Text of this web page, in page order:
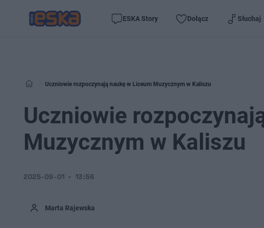
ESKA Story Dołącz Słuchaj
Uczniowie rozpoczynają naukę w Liceum Muzycznym w Kaliszu
Uczniowie
Muzycznym w Kaliszu
Marta Rajewska
2025-09-01 13:56